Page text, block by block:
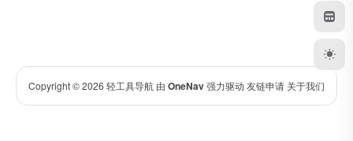
Copyright © 2026 轻工具导航 由 OneNav强力驱动 友链申请 关于我们